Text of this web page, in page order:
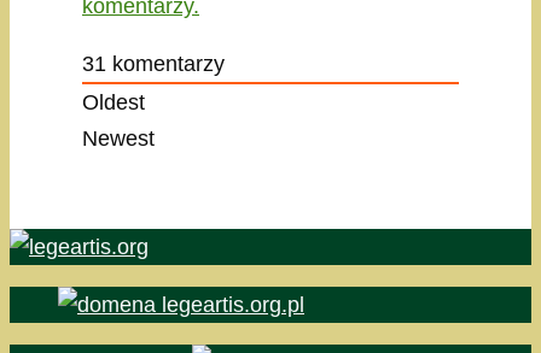
komentarzy.
31 komentarzy
Oldest
Newest